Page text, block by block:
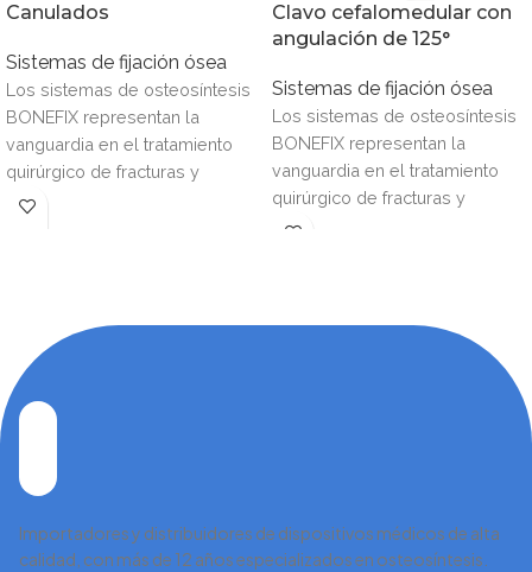
Canulados
Sistemas de fijación ósea
Los sistemas de osteosíntesis
BONEFIX representan la
vanguardia en el tratamiento
quirúrgico de fracturas y
reconstrucciones óseas,
Clavo cefalomedular con
angulación de 125°
Sistemas de fijación ósea
Los sistemas de osteosíntesis
BONEFIX representan la
vanguardia en el tratamiento
quirúrgico de fracturas y
reconstrucciones óseas,
Importadores y distribuidores de dispositivos médicos de alta
calidad, con más de 12 años especializados en osteosíntesis.